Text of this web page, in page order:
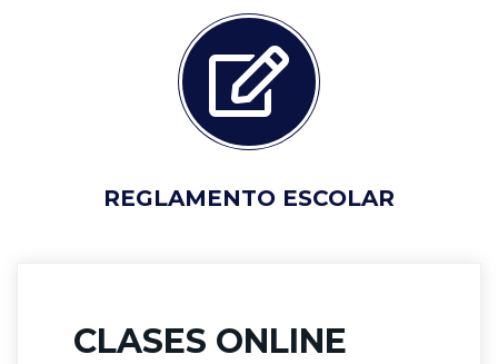
REGLAMENTO ESCOLAR
CLASES ONLINE